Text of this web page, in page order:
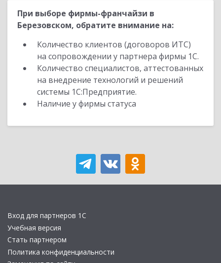
При выборе фирмы-франчайзи в
Березовском, обратите внимание на:
Количество клиентов (договоров ИТС)
на сопровождении у партнера фирмы 1С.
Количество специалистов, аттестованных
на внедрение технологий и решений
системы 1С:Предприятие.
Наличие у фирмы статуса
Вход для партнеров 1С
Учебная версия
Стать партнером
Политика конфиденциальности